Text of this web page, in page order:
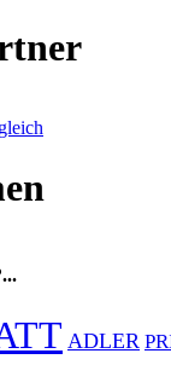
ADLER